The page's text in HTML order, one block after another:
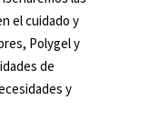
el cuidado y
Polygel y
de
y